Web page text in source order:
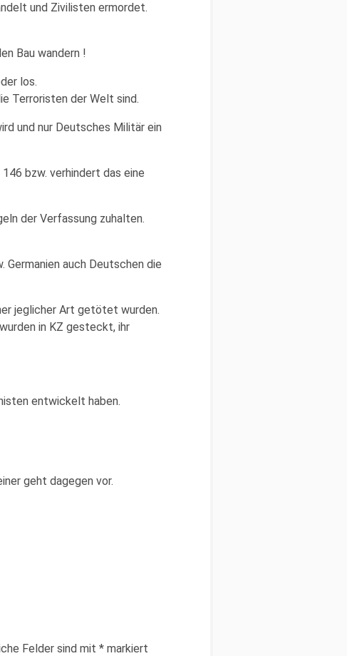
und Zivilisten ermordet.
Bau wandern !
los.
Terroristen der Welt sind.
und nur Deutsches Militär ein
bzw. verhindert das eine
der Verfassung zuhalten.
Germanien auch Deutschen die
jeglicher Art getötet wurden.
in KZ gesteckt, ihr
entwickelt haben.
geht dagegen vor.
Felder sind mit * markiert